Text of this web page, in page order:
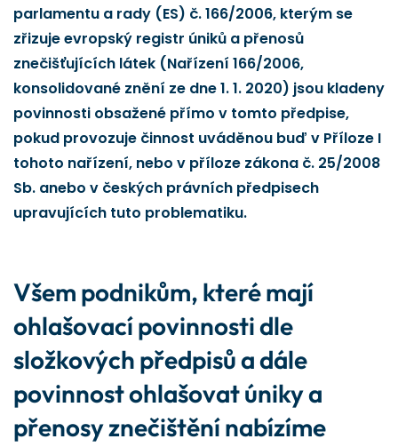
parlamentu a rady (ES) č. 166/2006, kterým se
zřizuje evropský registr úniků a přenosů
znečišťujících látek (Nařízení 166/2006,
konsolidované znění ze dne 1. 1. 2020) jsou kladeny
povinnosti obsažené přímo v tomto předpise,
pokud provozuje činnost uváděnou buď v Příloze I
tohoto nařízení, nebo v příloze zákona č. 25/2008
Sb. anebo v českých právních předpisech
upravujících tuto problematiku.
Všem podnikům, které mají
ohlašovací povinnosti dle
složkových předpisů a dále
povinnost ohlašovat úniky a
přenosy znečištění nabízíme